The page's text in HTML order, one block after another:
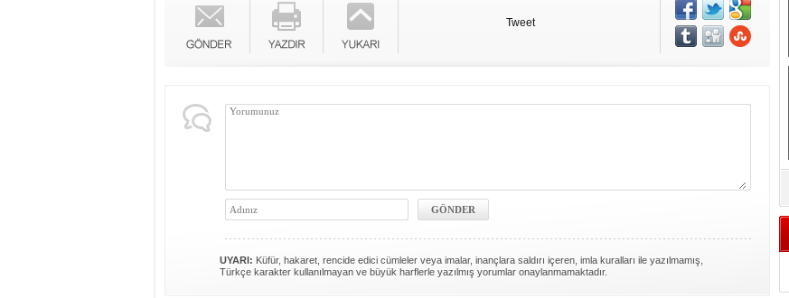
Tweet
UYARI: Küfür, hakaret, rencide edici cümleler veya imalar, inançlara saldırı içeren, imla kuralları ile yazılmamış,
Türkçe karakter kullanılmayan ve büyük harflerle yazılmış yorumlar onaylanmamaktadır.